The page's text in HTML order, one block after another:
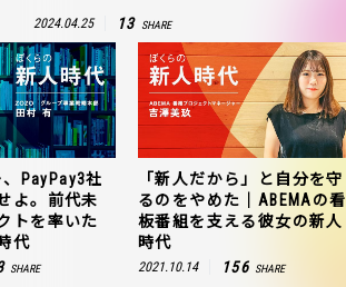
2024.04.25 13 SHARE
PayPay3社
よ。前代未
トを率いた
代
SHARE
「新人だから」と自分を守
るのをやめた｜ABEMAの看
板番組を支える彼女の新人
時代
2021.10.14 156 SHARE